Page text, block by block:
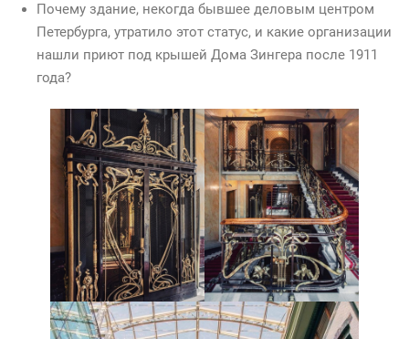
Почему здание, некогда бывшее деловым центром
Петербурга, утратило этот статус, и какие организации
нашли приют под крышей Дома Зингера после 1911
года?